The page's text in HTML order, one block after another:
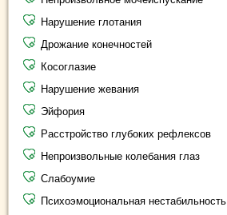
Нарушение глотания
Дрожание конечностей
Косоглазие
Нарушение жевания
Эйфория
Расстройство глубоких рефлексов
Непроизвольные колебания глаз
Слабоумие
Психоэмоциональная нестабильность